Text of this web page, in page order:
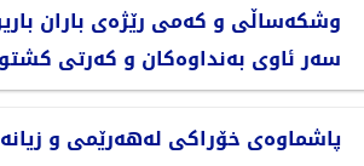
وشکەساڵی و کەمی رێژەی باران
سەر ئاوی بەنداوەکان و کەرتی
پاشماوەی خۆراکی لەهەرێمی و